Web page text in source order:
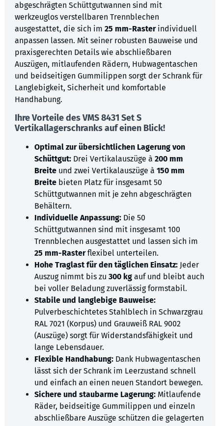
abgeschrägten Schüttgutwannen sind mit
werkzeuglos verstellbaren Trennblechen
ausgestattet, die sich im 25 mm-Rasterindividuell
anpassen lassen. Mit seiner robusten Bauweise und
praxisgerechten Details wie abschließbaren
Auszügen, mitlaufenden Rädern, Hubwagentaschen
und beidseitigen Gummilippen sorgt der Schrank für
Langlebigkeit, Sicherheit und komfortable
Handhabung.
Ihre Vorteile desVMS 8431 Set S
Vertikallagerschranks auf einen Blick!
Optimal zur übersichtlichen Lagerung von
Schüttgut: Drei Vertikalauszüge à 200 mm
Breite und zwei Vertikalauszüge à 150 mm
Breite bieten Platz für insgesamt 50
Schüttgutwannen mit je zehn abgeschrägten
Behältern.
Individuelle Anpassung: Die 50
Schüttgutwannen sind mit insgesamt 100
Trennblechen ausgestattet und lassen sich im
25 mm-Rasterflexibel unterteilen.
Hohe Traglast für den täglichen Einsatz: Jeder
Auszug nimmt bis zu 300 kg auf und bleibt auch
bei voller Beladung zuverlässig formstabil.
Stabile und langlebige Bauweise:
Pulverbeschichtetes Stahlblech in Schwarzgrau
RAL 7021 (Korpus) und Grauweiß RAL 9002
(Auszüge) sorgt für Widerstandsfähigkeit und
lange Lebensdauer.
Flexible Handhabung: Dank Hubwagentaschen
lässt sich der Schrank im Leerzustand schnell
und einfach an einen neuen Standort bewegen.
Sichere und staubarme Lagerung: Mitlaufende
Räder, beidseitige Gummilippen und einzeln
abschließbare Auszüge schützen die gelagerten